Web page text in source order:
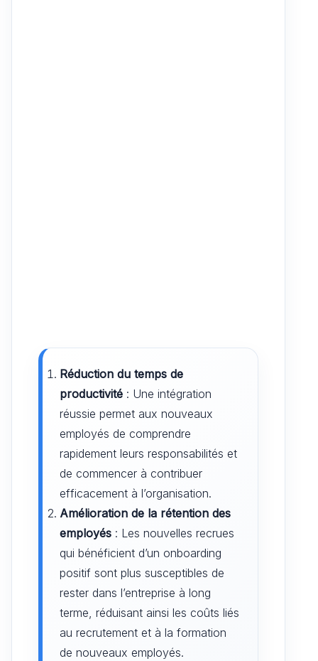
Réduction du temps de
productivité : Une intégration
réussie permet aux nouveaux
employés de comprendre
rapidement leurs responsabilités et
de commencer à contribuer
efficacement à l’organisation.
Amélioration de la rétention des
employés : Les nouvelles recrues
qui bénéficient d’un onboarding
positif sont plus susceptibles de
rester dans l’entreprise à long
terme, réduisant ainsi les coûts liés
au recrutement et à la formation
de nouveaux employés.